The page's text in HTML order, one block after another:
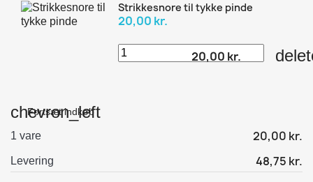
Strikkesnore til tykke pinde
20,00 kr.
20,00 kr.
chevron_left
Fortsæt indkøb
1 vare 20,00 kr.
Levering
48,75 kr.